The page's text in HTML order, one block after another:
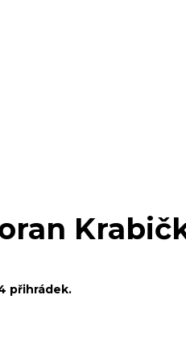
přihrádek.